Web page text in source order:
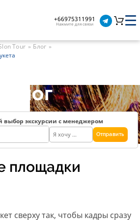
+66975311991
Нажмите для связи
Tour
Блог
Блог
выбор экскурсии с менеджером
Отправить
площадки
сверху так, чтобы кадры сразу